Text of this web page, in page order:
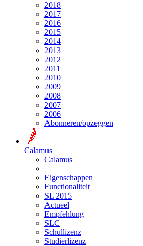
2018
2017
2016
2015
2014
2013
2012
2011
2010
2009
2008
2007
2006
Abonneren/opzeggen
Calamus
Calamus
Eigenschappen
Functionaliteit
SL 2015
Actueel
Empfehlung
SLC
Schullizenz
Studierlizenz